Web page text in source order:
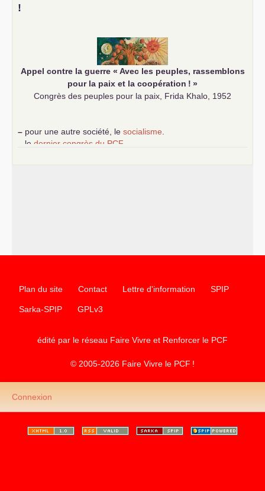
–!
Appel contre la guerre « Avec les peuples, rassemblons
pour la paix et la coopération ! »
Congrès des peuples pour la paix, Frida Khalo, 1952
– pour une autre société, le socialisme
le dernier congrès du PCF
Plan du site Contact Lettre d'information SPIP
Sarka-SPIP GPLv3
édité par le réseau Faire Vivre et Renforcer le PCF
© 2005-2026 Faire Vivre le PCF !
Connexion